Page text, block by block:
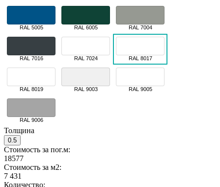
RAL 5005 RAL 6005 RAL 7004
RAL 7016 RAL 7024 RAL 8017
RAL 8019 RAL 9003 RAL 9005
RAL 9006
Толщина
0.5
Стоимость за пог.м:
18577
Стоимость за м2:
7 431
Количество: